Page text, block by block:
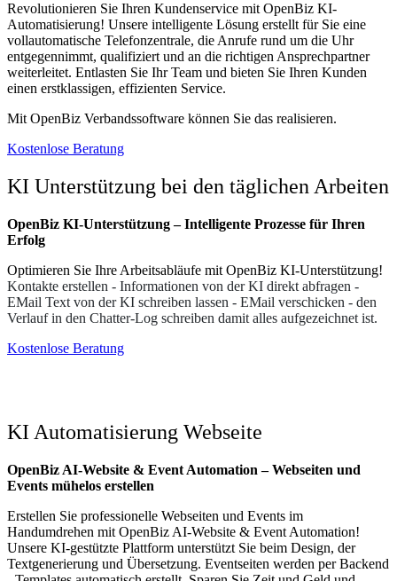
Revolutionieren Sie Ihren Kundenservice mit OpenBiz KI-
Automatisierung! Unsere intelligente Lösung erstellt für Sie eine
vollautomatische Telefonzentrale, die Anrufe rund um die Uhr
entgegennimmt, qualifiziert und an die richtigen Ansprechpartner
weiterleitet. Entlasten Sie Ihr Team und bieten Sie Ihren Kunden
einen erstklassigen, effizienten Service.
Mit OpenBiz Verbandssoftware können Sie das realisieren.
Kostenlose Beratung
KI Unterstützung bei den täglichen Arbeiten
OpenBiz KI-Unterstützung – Intelligente Prozesse für Ihren
Erfolg
Optimieren Sie Ihre Arbeitsabläufe mit OpenBiz KI-Unterstützung!
Kontakte erstellen - Informationen von der KI direkt abfragen -
EMail Text von der KI schreiben lassen - EMail verschicken - den
Verlauf in den Chatter-Log schreiben damit alles aufgezeichnet ist.
Kostenlose Beratung
KI Automatisierung Webseite
OpenBiz AI-Website & Event Automation – Webseiten und
Events mühelos erstellen
Erstellen Sie professionelle Webseiten und Events im
Handumdrehen mit OpenBiz AI-Website & Event Automation!
Unsere KI-gestützte Plattform unterstützt Sie beim Design, der
Textgenerierung und Übersetzung. Eventseiten werden per Backend